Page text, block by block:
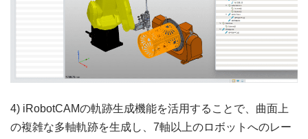
4) iRobotCAMの軌跡生成機能を活用することで、曲面上
の複雑な多軸軌跡を生成し、7軸以上のロボットへのレー